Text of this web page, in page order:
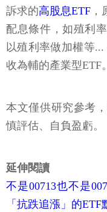
訴求的高股息ETF
配息條件，如殖利
以殖利率做加權等
收為輔的產業型ETF。
本文僅供研究參考
慎評估、自負盈虧。
延伸閱讀
不是00713也不是
「抗跌追漲」的